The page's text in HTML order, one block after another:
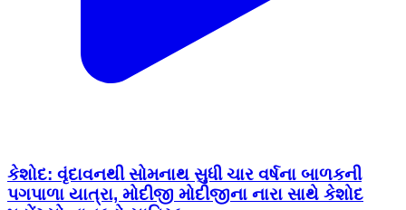
કેશોદ: વૃંદાવનથી સોમનાથ સુધી ચાર વર્ષના બાળકની
પગપાળા યાત્રા, મોદીજી મોદીજીના નારા સાથે કેશોદ